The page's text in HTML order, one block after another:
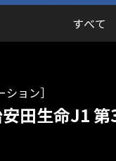
ション］
田生命J1 第